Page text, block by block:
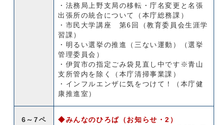
・法務局上野支局の移転・庁名変更と名張
出張所の統合について（本庁総務課）
・市民大学講座 第6回（教育委員会生涯学
習課）
・明るい選挙の推進（三ない運動）（選挙
管理委員会）
・伊賀市の指定ごみ袋見直し中です※青山
支所管内を除く（本庁清掃事業課）
・インフルエンザに気をつけて！（本庁健
康推進室）
6～7ペ
◆みんなのひろば（お知らせ・2）